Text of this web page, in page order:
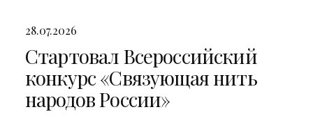
28.07.2026
Стартовал Всероссийский
конкурс «Связующая нить
народов России»